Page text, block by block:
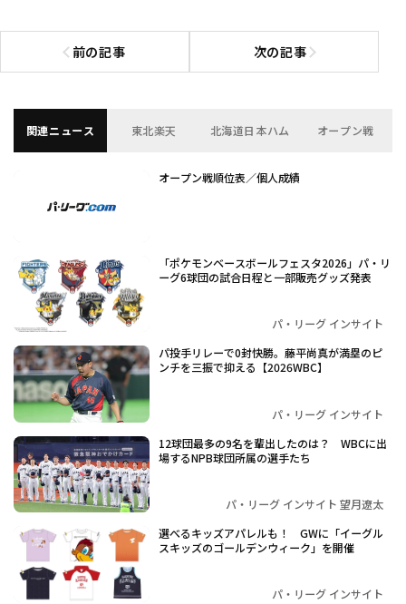
前の記事
前の記事へ 次の記事次の記事へ
関連ニュース 東北楽天 北海道日本ハム オープン戦
オープン戦順位表／個人成績
「ポケモンベースボールフェスタ2026」パ・リ
ーグ6球団の試合日程と一部販売グッズ発表
パ・リーグ インサイト
パ投手リレーで0封快勝。藤平尚真が満塁のピ
ンチを三振で抑える【2026WBC】
パ・リーグ インサイト
12球団最多の9名を輩出したのは？ WBCに出
場するNPB球団所属の選手たち
パ・リーグ インサイト 望月遼太
選べるキッズアパレルも！ GWに「イーグル
スキッズのゴールデンウィーク」を開催
パ・リーグ インサイト